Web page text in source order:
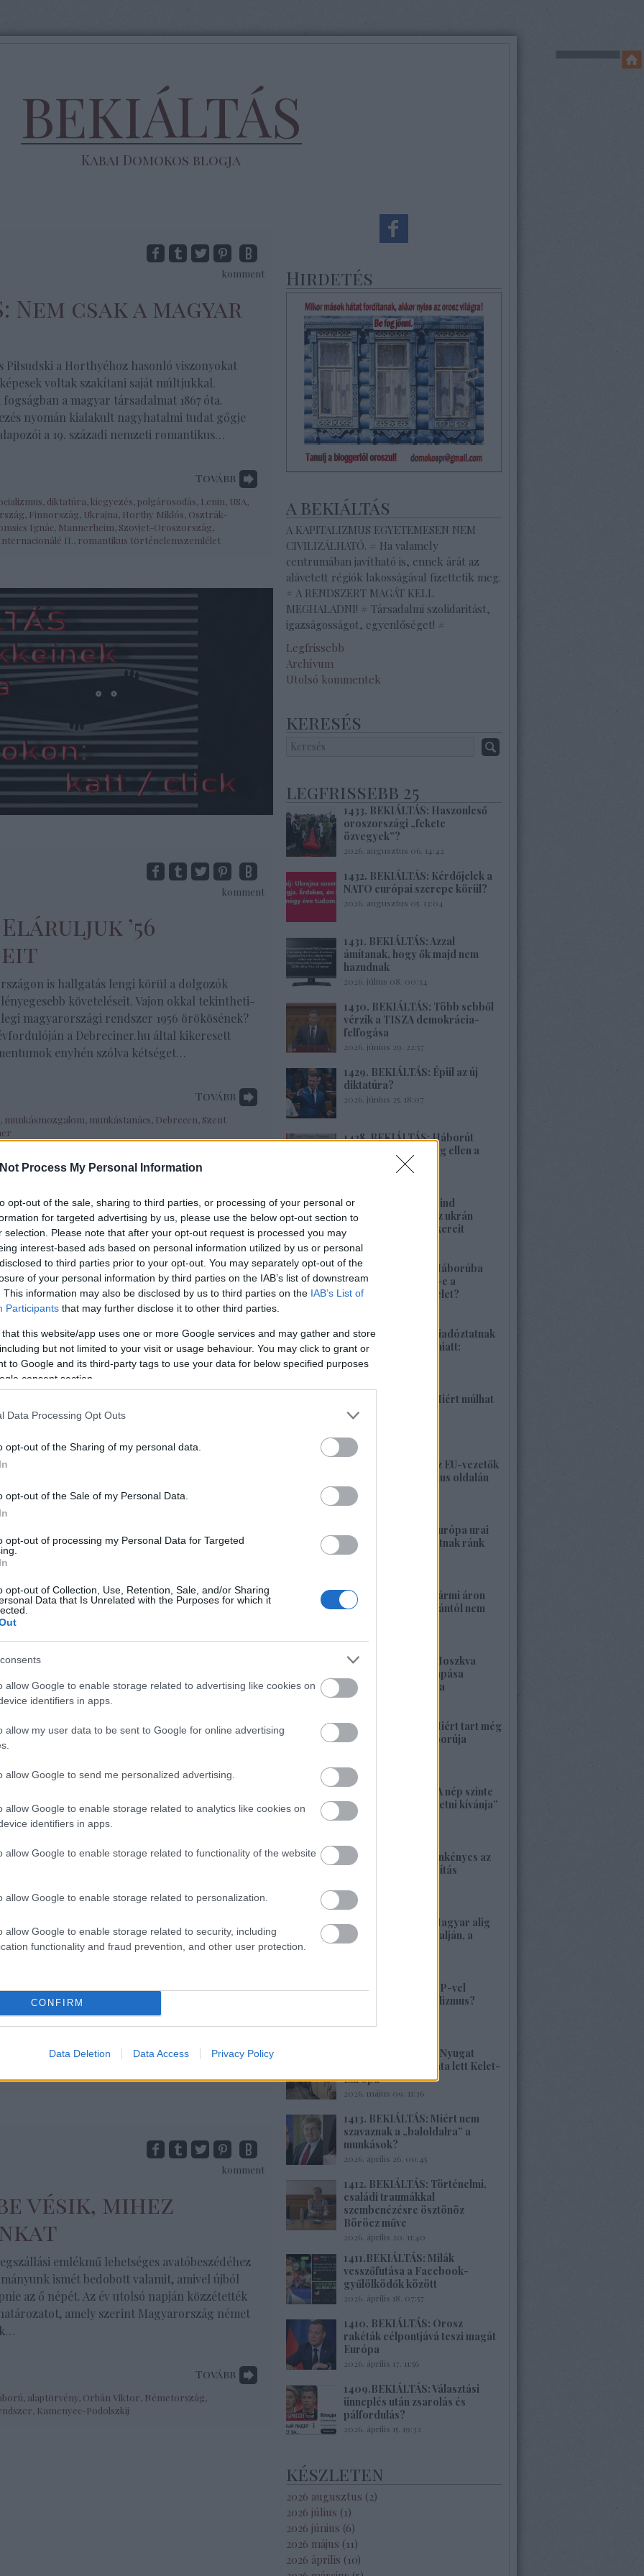
Process My Personal Information
opt-out of the sale, sharing to third parties, or processing of your personal or
for targeted advertising by us, please use the below opt-out section to
selection. Please note that after your opt-out request is processed you may
interest-based ads based on personal information utilized by us or personal
to third parties prior to your opt-out. You may separately opt-out of the
of your personal information by third parties on the IAB’s list of downstream
This information may also be disclosed by us to third parties on the IAB’s List of
Participants that may further disclose it to other third parties.
that this website/app uses one or more Google services and may gather and store
but not limited to your visit or usage behaviour. You may click to grant or
to Google and its third-party tags to use your data for below specified purposes
consent section.
Data Processing Opt Outs
opt-out of the Sharing of my personal data.
opt-out of the Sale of my Personal Data.
opt-out of processing my Personal Data for Targeted
opt-out of Collection, Use, Retention, Sale, and/or Sharing
Data that Is Unrelated with the Purposes for which it
allow Google to enable storage related to advertising like cookies on
identifiers in apps.
allow my user data to be sent to Google for online advertising
allow Google to send me personalized advertising.
allow Google to enable storage related to analytics like cookies on
identifiers in apps.
allow Google to enable storage related to functionality of the website
allow Google to enable storage related to personalization.
allow Google to enable storage related to security, including
functionality and fraud prevention, and other user protection.
CONFIRM
Data Deletion Data Access Privacy Policy
BEKIÁLTÁS
Kabai Domokos blogja
komment
Nem csak a magyar
Piłsudski a Horthyéhoz hasonló viszonyokat
voltak szakítani saját múltjukkal.
a magyar társadalmat 1867 óta.
nyomán kialakult nagyhatalmi tudat gőgje
a 19. századi nemzeti romantikus…
Tovább
diktatúra kiegyezés polgárosodás Lenin USA
Finnország Ukrajna Horthy Miklós Osztrák-
Ignác Mannerheim Szovjet-Oroszország
II. romantikus történelemszemlélet
komment
Eláruljuk ’56
is hallgatás lengi körül a dolgozók
követeléseit. Vajon okkal tekintheti-
magyarországi rendszer 1956 örökösének?
a Debreciner.hu által kikeresett
enyhén szólva kétséget…
Tovább
munkásmozgalom munkástanács Debrecen Szent
komment
írják át
hogy mindebből nem következnek újabb
Máris jelzem: nem az orbáni
azt a törekvését tűzöm itt tollhegyre,
rendszernek csillogó mázt kölcsönözzenek.
Tovább
vesztett a haza
meghatározó része megerősítette, hogy nem
élni, továbbá legitimálta a Moszkva és
án, nem sokkal éjfél előtt, miután hosszú órák
után – ami a számítógépes…
,választás 2018
országa
nem egyesítő, hanem azok
építő, ezért önmagát felélő rendszerben
maradék…
komment
vésik, mihez
emlékmű lehetséges avatóbeszédéhez
ismét bedobott valamit, amivel újból
az ő népét. Az év utolsó napján közzétették
amely szerint Magyarország német
Tovább
alaptörvény Orbán Viktor Németország
Kamenyec-Podolszkij
Hirdetés
a bekiáltás
A KAPITALIZMUS EGYETEMESEN NEM
CIVILIZÁLHATÓ. # Ha valamely
centrumában javítható is, ennek árát az
alávetett régiók lakosságával fizettetik meg.
# A RENDSZERT MAGÁT KELL
MEGHALADNI! # Társadalmi szolidaritást,
igazságosságot, egyenlőséget! #
Legfrissebb
Archívum
Utolsó kommentek
keresés
legfrissebb 25
1433. BEKIÁLTÁS: Haszonleső
oroszországi „fekete
özvegyek”?
2026. augusztus 06. 14:42
1432. BEKIÁLTÁS: Kérdőjelek a
NATO európai szerepe körül?
2026. augusztus 05. 13:04
1431. BEKIÁLTÁS: Azzal
ámítanak, hogy ők majd nem
hazudnak
2026. július 08. 00:34
1430. BEKIÁLTÁS: Több sebből
vérzik a TISZA demokrácia-
felfogása
2026. június 29. 22:57
1429. BEKIÁLTÁS: Épül az új
diktatúra?
2026. június 25. 18:07
1428. BEKIÁLTÁS: Háborút
vizionál Oroszország ellen a
1427. BEKIÁLTÁS: Mind
nehezebb leplezni az ukrán
rezsim fasiszta gyökereit
2026. június 21. 13:22
1426. BEKIÁLTÁS: Háborúba
vagy békébe fordul-e a
különleges hadművelet?
1425. BEKIÁLTÁS: Riadóztatnak
az ukrán-fasizmus miatt:
„Európa vigyázz!”
1424. BEKIÁLTÁS: Miért múlhat
ki a Népszava is?
1423. BEKIÁLTÁS: Az EU-vezetők
a banderista-fasizmus oldalán
2026. május 28. 00:23
1422. BEKIÁLTÁS: Európa urai
nagy háborút hozhatnak ránk
2026. május 26. 11:25
1421. BEKIÁLTÁS: Bármi áron
megszabadulni Orbántól nem
1420. BEKIÁLTÁS: Moszkva
nagyerejű válaszcsapása
ukrajnai célpontokra
2026. május 24. 13:48
1419. BEKIÁLTÁS: Miért tart még
sokáig a Nyugat háborúja
2026. május 23. 17:35
1418. BEKIÁLTÁS: „A nép szinte
bárkit követ, aki vezetni kívánja”
2026. május 22. 18:18
1417. BEKIÁLTÁS: Önkényes az
alaptörvény-módosítás
1416. BEKIÁLTÁS: Magyar alig
volt, alig van Kárpátalján, a
veszély összetett!
1415. BEKIÁLTÁS: MP-vel
visszatérne a szocializmus?
2026. május 10. 12:25
1414. BEKIÁLTÁS: A Nyugat
hulladékának lerakata lett Kelet-
Európa
2026. május 09. 11:36
1413. BEKIÁLTÁS: Miért nem
szavaznak a „baloldalra” a
munkások?
2026. április 26. 00:45
1412. BEKIÁLTÁS: Történelmi,
családi traumákkal
szembenézésre ösztönöz
Böröcz műve
2026. április 20. 11:40
1411.BEKIÁLTÁS: Milák
vesszőfutása a Facebook-
gyűlölködők között
2026. április 18. 07:57
1410. BEKIÁLTÁS: Orosz
rakéták célpontjává teszi magát
Európa
2026. április 17. 11:56
1409.BEKIÁLTÁS: Választási
ünneplés után zsarolás és
pálfordulás?
2026. április 15. 19:32
készleten
2026 augusztus (2)
2026 július ( 1)
2026 június (6)
2026 május ( 11)
2026 április ( 10)